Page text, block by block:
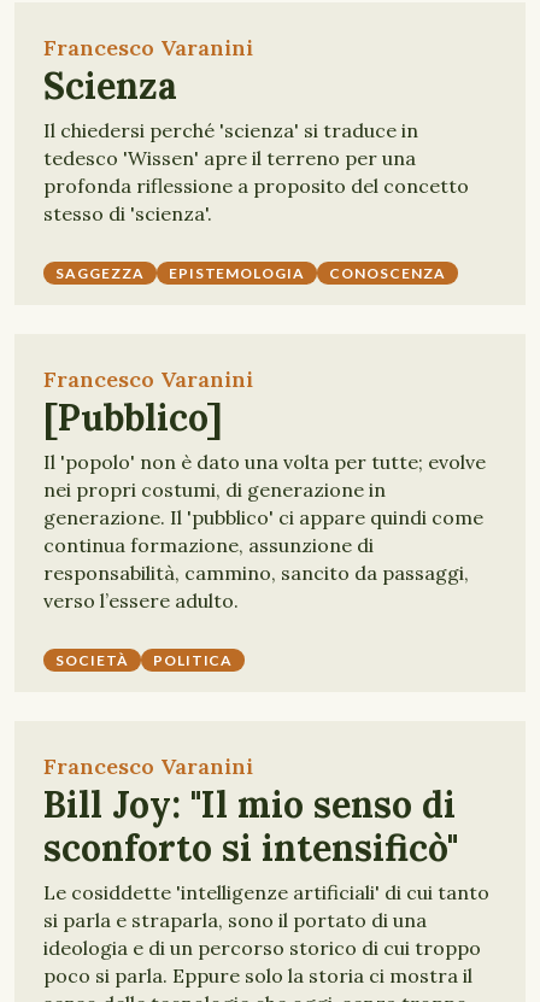
Francesco Varanini
Scienza
Il chiedersi perché 'scienza' si traduce in
tedesco 'Wissen' apre il terreno per una
profonda riflessione a proposito del concetto
stesso di 'scienza'.
SAGGEZZA EPISTEMOLOGIA CONOSCENZA
Francesco Varanini
[Pubblico]
Il 'popolo' non è dato una volta per tutte; evolve
nei propri costumi, di generazione in
generazione. Il 'pubblico' ci appare quindi come
continua formazione, assunzione di
responsabilità, cammino, sancito da passaggi,
verso l’essere adulto.
SOCIETÀ POLITICA
Francesco Varanini
Bill Joy: "Il mio senso di
sconforto si intensificò"
Le cosiddette 'intelligenze artificiali' di cui tanto
si parla e straparla, sono il portato di una
ideologia e di un percorso storico di cui troppo
poco si parla. Eppure solo la storia ci mostra il